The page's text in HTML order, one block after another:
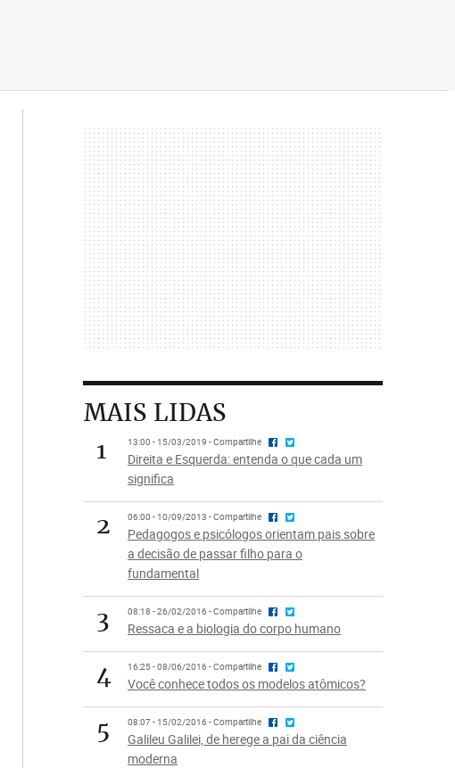
MAIS LIDAS
1
13:00 - 15/03/2019 - Compartilhe
Direita e Esquerda: entenda o que cada um
significa
2 06:00 - 10/09/2013 - Compartilhe
Pedagogos e psicólogos orientam pais sobre
a decisão de passar filho para o
fundamental
3 08:18 - 26/02/2016 - Compartilhe
Ressaca e a biologia do corpo humano
4 16:25 - 08/06/2016 - Compartilhe
Você conhece todos os modelos atômicos?
5 08:07 - 15/02/2016 - Compartilhe
Galileu Galilei, de herege a pai da ciência
moderna